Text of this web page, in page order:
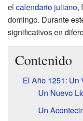
el calendario juliano,
domingo. Durante
significativos en
Contenido
El Año 1251: Un
Un Nuevo
Un